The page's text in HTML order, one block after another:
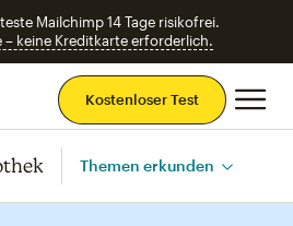
Mailchimp 14 Tage risikofrei.
keine Kreditkarte erforderlich.
Kostenloser Test
Themen erkunden